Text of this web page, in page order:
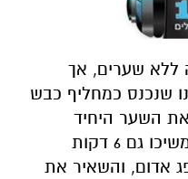
ללא שערים, אך
שנכנס כמחליף כבש
את השער היחיד
במשחק. הצרות של פ״ת המשיכו גם 6 דקות
אדום, והשאיר את